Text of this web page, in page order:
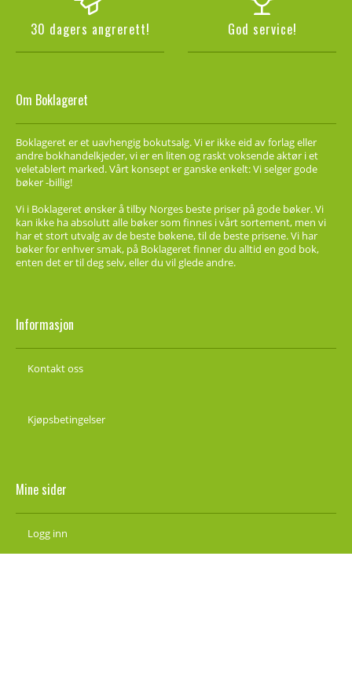
30 dagers angrerett! God service!
Om Boklageret
Boklageret er et uavhengig bokutsalg. Vi er ikke eid av forlag eller
andre bokhandelkjeder, vi er en liten og raskt voksende aktør i et
veletablert marked. Vårt konsept er ganske enkelt: Vi selger gode
bøker -billig!
Vi i Boklageret ønsker å tilby Norges beste priser på gode bøker. Vi
kan ikke ha absolutt alle bøker som finnes i vårt sortement, men vi
har et stort utvalg av de beste bøkene, til de beste prisene. Vi har
bøker for enhver smak, på Boklageret finner du alltid en god bok,
enten det er til deg selv, eller du vil glede andre.
Informasjon
Kontakt oss
Kjøpsbetingelser
Mine sider
Logg inn